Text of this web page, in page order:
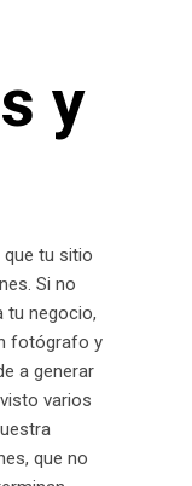
y
tu sitio
Si no
tu negocio,
fotógrafo y
a generar
varios
que no